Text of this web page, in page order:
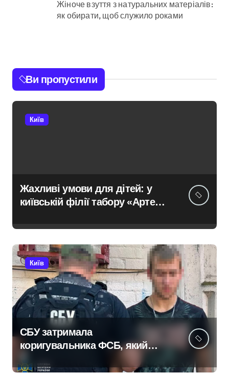
Жіноче взуття з натуральних матеріалів:
як обирати, щоб служило роками
Ви пропустили
Київ
Жахливі умови для дітей: у
київській філії табору «Артек»
плісняву та гнилі фрукти
Київ
СБУ затримала
коригувальника ФСБ, який